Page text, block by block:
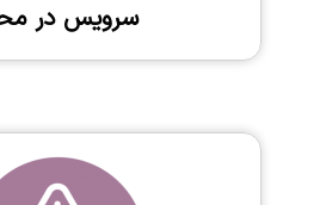
سرویس در